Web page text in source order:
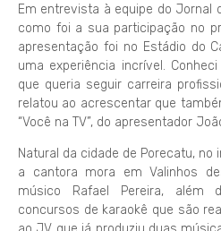
Em entrevista à equipe do Jornal
como foi a sua participação no
apresentação foi no Estádio do
uma experiência incrível.
que queria seguir carreira
relatou ao acrescentar que
“Você na TV”, do apresentador
Natural da cidade de Porecatu, no
a cantora mora em Valinhos
músico Rafael Pereira, além
concursos de karaokê que são